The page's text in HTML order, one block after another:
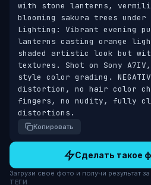
with stone lanterns,
blooming sakura trees
Lighting: Vibrant evening
lanterns casting orange
shaded artistic look but
textures. Shot on Sony
style color grading.
distortion, no hair color
fingers, no nudity, fully
distortions.
Копировать
Сделать такое
Загрузи своё фото и получи результат
ТЕГИ